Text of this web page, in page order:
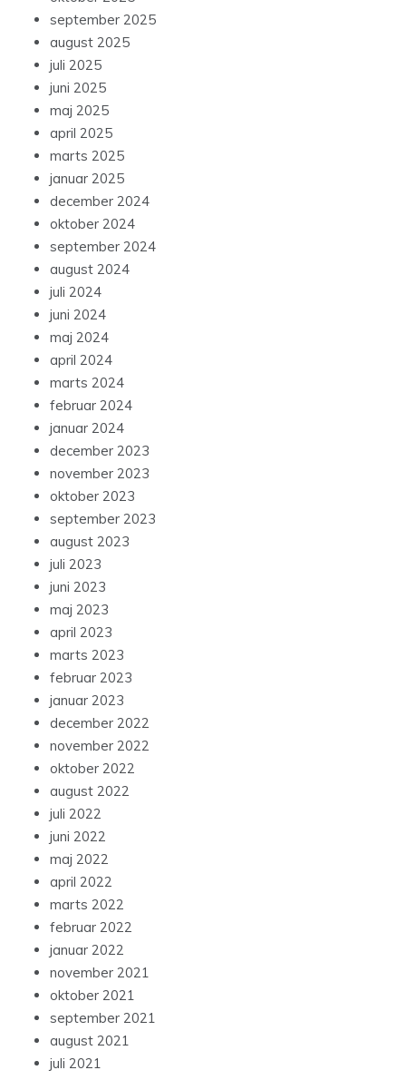
september 2025
august 2025
juli 2025
juni 2025
maj 2025
april 2025
marts 2025
januar 2025
december 2024
oktober 2024
september 2024
august 2024
juli 2024
juni 2024
maj 2024
april 2024
marts 2024
februar 2024
januar 2024
december 2023
november 2023
oktober 2023
september 2023
august 2023
juli 2023
juni 2023
maj 2023
april 2023
marts 2023
februar 2023
januar 2023
december 2022
november 2022
oktober 2022
august 2022
juli 2022
juni 2022
maj 2022
april 2022
marts 2022
februar 2022
januar 2022
november 2021
oktober 2021
september 2021
august 2021
juli 2021